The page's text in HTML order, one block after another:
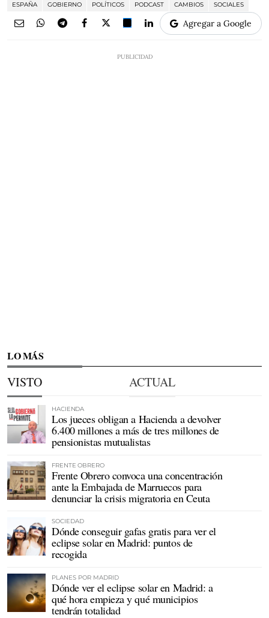
ESPAÑA GOBIERNO POLÍTICOS PODCAST CAMBIOS SOCIALES
Agregar a Google
LO MÁS
VISTO ACTUAL
HACIENDA
Los jueces obligan a Hacienda a devolver
6.400 millones a más de tres millones de
pensionistas mutualistas
FRENTE OBRERO
Frente Obrero convoca una concentración
ante la Embajada de Marruecos para
denunciar la crisis migratoria en Ceuta
SOCIEDAD
Dónde conseguir gafas gratis para ver el
eclipse solar en Madrid: puntos de
recogida
PLANES POR MADRID
Dónde ver el eclipse solar en Madrid: a
qué hora empieza y qué municipios
tendrán totalidad